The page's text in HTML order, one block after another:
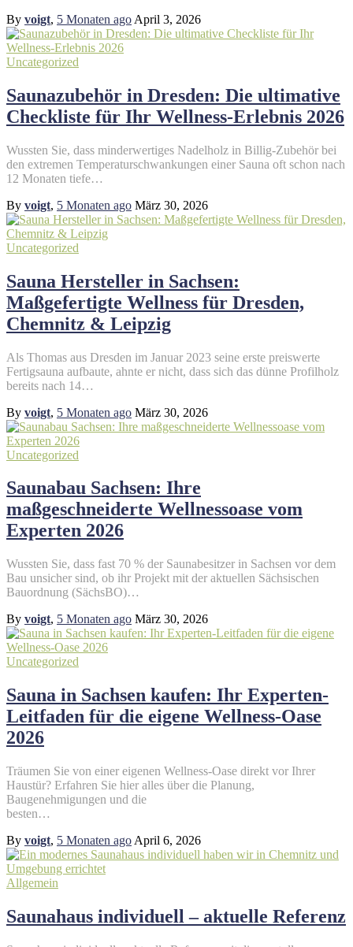
By voigt, 5 Monaten ago April 3, 2026
Uncategorized
Saunazubehör in Dresden: Die ultimative
Checkliste für Ihr Wellness-Erlebnis 2026
Wussten Sie, dass minderwertiges Nadelholz in Billig-Zubehör bei
den extremen Temperaturschwankungen einer Sauna oft schon nach
12 Monaten tiefe…
By voigt, 5 Monaten ago März 30, 2026
Uncategorized
Sauna Hersteller in Sachsen:
Maßgefertigte Wellness für Dresden,
Chemnitz & Leipzig
Als Thomas aus Dresden im Januar 2023 seine erste preiswerte
Fertigsauna aufbaute, ahnte er nicht, dass sich das dünne Profilholz
bereits nach 14…
By voigt, 5 Monaten ago März 30, 2026
Uncategorized
Saunabau Sachsen: Ihre
maßgeschneiderte Wellnessoase vom
Experten 2026
Wussten Sie, dass fast 70 % der Saunabesitzer in Sachsen vor dem
Bau unsicher sind, ob ihr Projekt mit der aktuellen Sächsischen
Bauordnung (SächsBO)…
By voigt, 5 Monaten ago März 30, 2026
Uncategorized
Sauna in Sachsen kaufen: Ihr Experten-
Leitfaden für die eigene Wellness-Oase
2026
Träumen Sie von einer eigenen Wellness-Oase direkt vor Ihrer
Haustür? Erfahren Sie hier alles über die Planung,
Baugenehmigungen und die
besten…
By voigt, 5 Monaten ago April 6, 2026
Allgemein
Saunahaus individuell – aktuelle Referenz